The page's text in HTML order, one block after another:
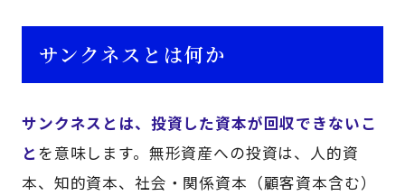
サンクネスとは何か
サンクネスとは、投資した資本が回収できないこ
と を意味します。無形資産への投資は、人的資
本、知的資本、社会・関係資本（顧客資本含む）